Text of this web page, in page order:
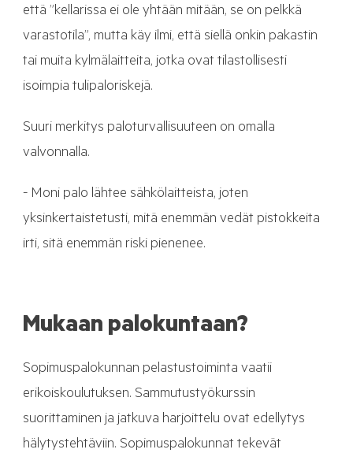
että ”kellarissa ei ole yhtään mitään, se on pelkkä
varastotila”, mutta käy ilmi, että siellä onkin pakastin
tai muita kylmälaitteita, jotka ovat tilastollisesti
isoimpia tulipaloriskejä.
Suuri merkitys paloturvallisuuteen on omalla
valvonnalla.
- Moni palo lähtee sähkölaitteista, joten
yksinkertaistetusti, mitä enemmän vedät pistokkeita
irti, sitä enemmän riski pienenee.
Mukaan palokuntaan?
Sopimuspalokunnan pelastustoiminta vaatii
erikoiskoulutuksen. Sammutustyökurssin
suorittaminen ja jatkuva harjoittelu ovat edellytys
hälytystehtäviin. Sopimuspalokunnat tekevät